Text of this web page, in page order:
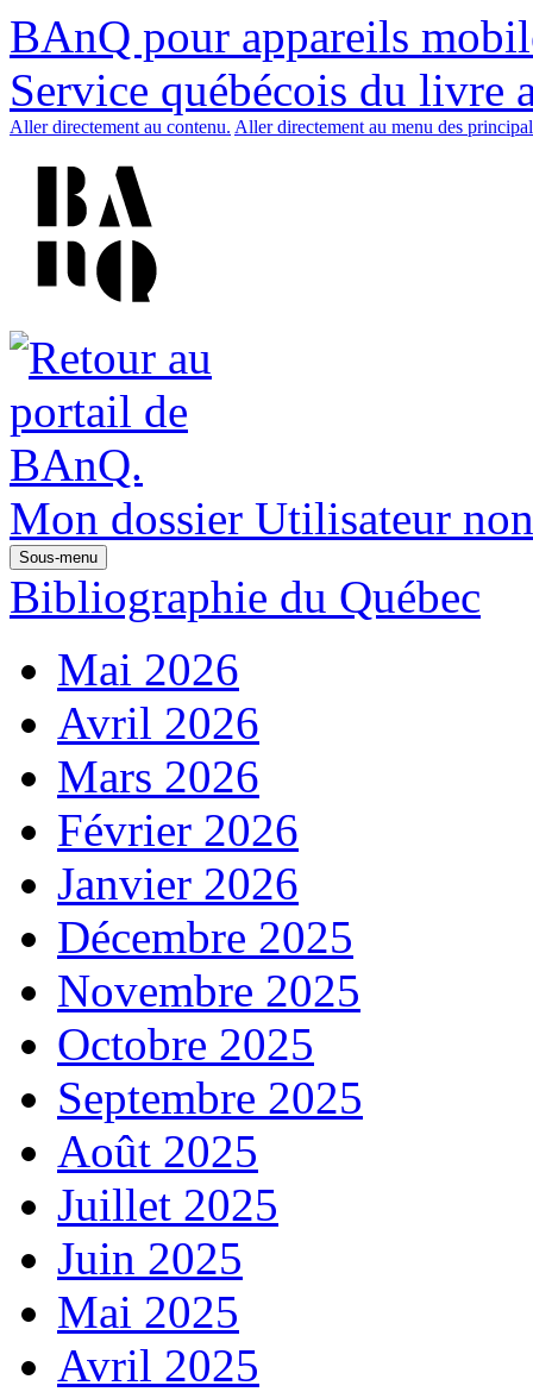
BAnQ pour appareils
Service québécois du livre
Aller directement au contenu. Aller directement au menu des
Mon dossier Utilisateur
Sous-menu
Bibliographie du Québec
Mai 2026
Avril 2026
Mars 2026
Février 2026
Janvier 2026
Décembre 2025
Novembre 2025
Octobre 2025
Septembre 2025
Août 2025
Juillet 2025
Juin 2025
Mai 2025
Avril 2025